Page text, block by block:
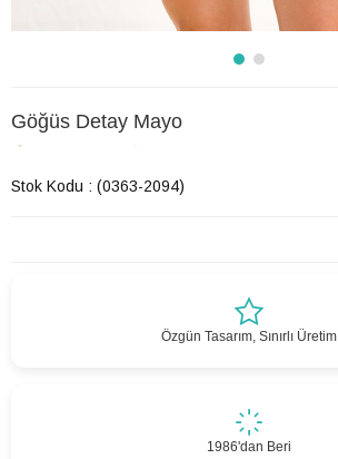
Göğüs Detay Mayo
Stok Kodu (0363-2094)
Özgün Tasarım, Sınırlı Üretim
1986'dan Beri